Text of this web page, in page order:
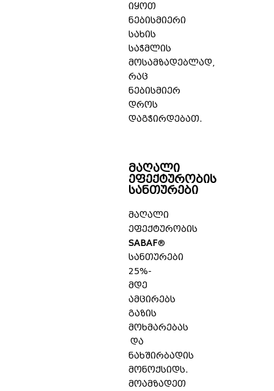
იყოთ
ნებისმიერი
სახის
საჭმლის
მოსამზადებლად,
რაც
ნებისმიერ
დროს
დაგჭირდებათ.
მაღალი
ეფექტურობის
სანთურები
მაღალი
ეფექტურობის
SABAF®
სანთურები
25%-
მდე
ამცირებს
გაზის
მოხმარებას
და
ნახშირბადის
მონოქსიდს.
მოამზადეთ